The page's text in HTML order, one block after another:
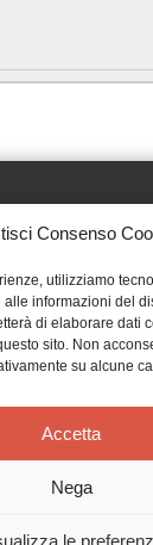
Consenso
utilizziamo
informazioni del
di elaborare dati
sito. Non
su alcune
Accetta
Nega
le
Paolo
Cantalupa
- Fax:
TERMINI E